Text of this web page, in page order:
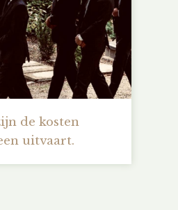
de kosten
uitvaart.